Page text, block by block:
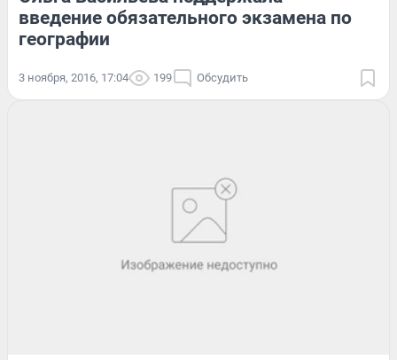
введение обязательного экзамена по
географии
3 ноября, 2016, 17:04 199 Обсудить